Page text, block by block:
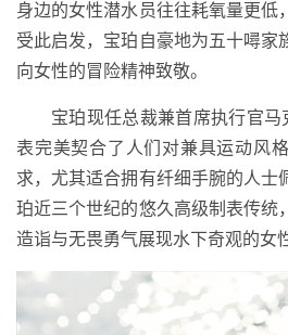
身边的女性潜水员往往耗氧量更低
受此启发，宝珀自豪地为五十噚家
向女性的冒险精神致敬。
宝珀现任总裁兼首席执行官马
表完美契合了人们对兼具运动风
求，尤其适合拥有纤细手腕的人士
珀近三个世纪的悠久高级制表传统
造诣与无畏勇气展现水下奇观的女